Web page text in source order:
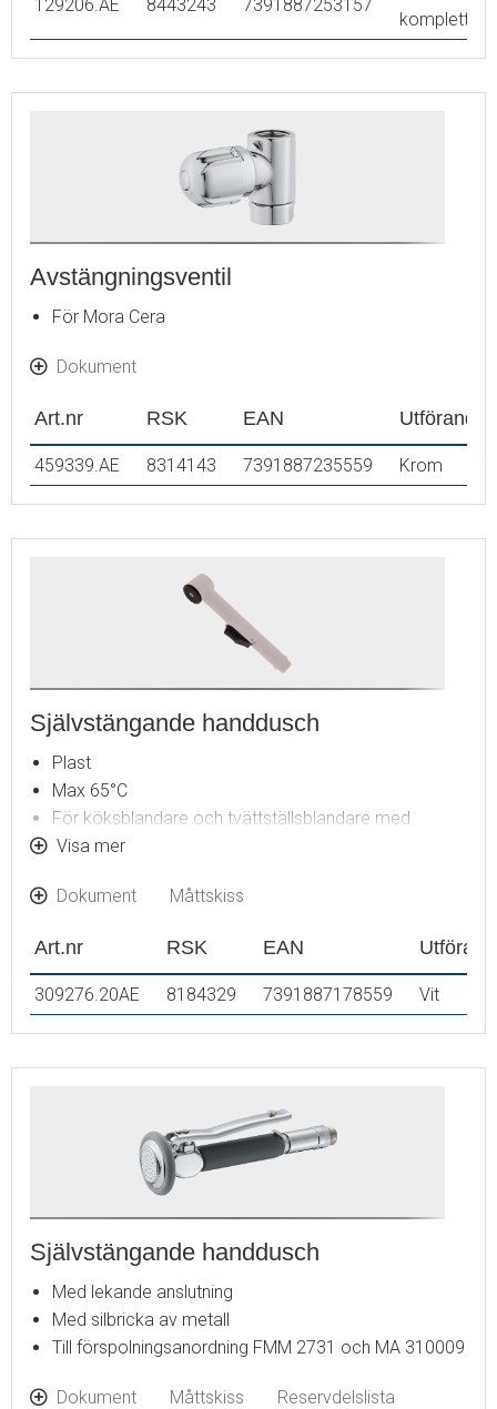
129206.AE 8443243 7391887253157
komplett
Avstängningsventil
För Mora Cera
Dokument
Art.nr RSK EAN Utförande
459339.AE 8314143 7391887235559 Krom
Självstängande handdusch
Plast
Max 65°C
För köksblandare och tvättställsblandare med
självstängande handdusch
blandare med ejektor
Visa mer
Dokument Måttskiss
Art.nr RSK EAN
309276.20AE 8184329 7391887178559 Vit
Självstängande handdusch
Med lekande anslutning
Med silbricka av metall
Till förspolningsanordning FMM 2731 och MA 310009
Dokument Måttskiss Reservdelslista